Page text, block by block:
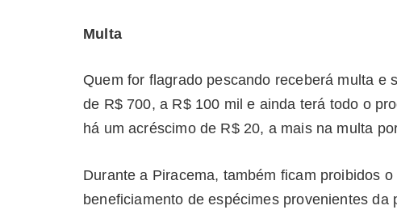
Multa
Quem for flagrado pescando receberá multa e
de R$ 700, a R$ 100 mil e ainda terá todo o
há um acréscimo de R$ 20, a mais na multa
Durante a Piracema, também ficam proibidos
beneficiamento de espécimes provenientes